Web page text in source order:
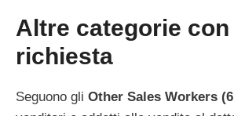
Altre categorie
richiesta
Seguono gli Other Sales Workers